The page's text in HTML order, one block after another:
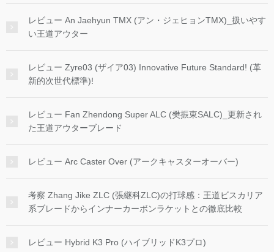
レビュー An Jaehyun TMX (アン・ジェヒョンTMX)_扱いやす
い王道アウター
レビュー Zyre03 (ザイア03) Innovative Future Standard! (革
新的次世代標準)!
レビュー Fan Zhendong Super ALC (樊振東SALC)_更新され
た王道アウターブレード
レビュー Arc Caster Over (アークキャスターオーバー)
考察 Zhang Jike ZLC (張継科ZLC)の打球感：王道ビスカリア
系ブレードからインナーカーボンラケットとの徹底比較
レビュー Hybrid K3 Pro (ハイブリッドK3プロ)